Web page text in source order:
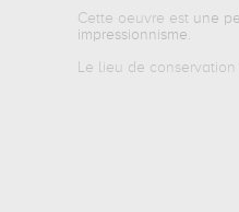
Cette oeuvre est une
impressionnisme.
Le lieu de conservation